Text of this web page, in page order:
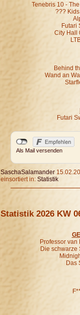
Tenebris 10 -
???
Futari
City Hall
Behind
Wand an
Futari
Als Mail versenden
SaschaSalamander
einsortiert in: Statistik
Statistik 2026 KW
Professor van
Die schwarze
Das